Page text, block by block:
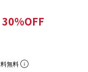
30%OFF
無料